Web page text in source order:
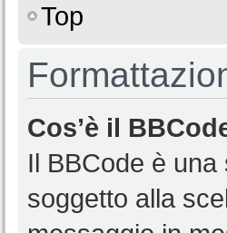
Top
Cos’è il
Il BBCode è una
soggetto alla